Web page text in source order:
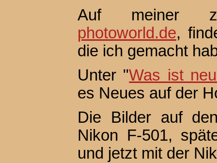
Auf meiner
photoworld.de,
die ich gemacht
Unter "Was ist
es Neues auf der
Die Bilder auf
Nikon F-501,
und jetzt mit der